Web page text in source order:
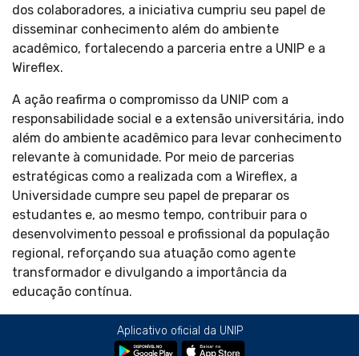
dos colaboradores, a iniciativa cumpriu seu papel de
disseminar conhecimento além do ambiente
acadêmico, fortalecendo a parceria entre a UNIP e a
Wireflex.
A ação reafirma o compromisso da UNIP com a
responsabilidade social e a extensão universitária, indo
além do ambiente acadêmico para levar conhecimento
relevante à comunidade. Por meio de parcerias
estratégicas como a realizada com a Wireflex, a
Universidade cumpre seu papel de preparar os
estudantes e, ao mesmo tempo, contribuir para o
desenvolvimento pessoal e profissional da população
regional, reforçando sua atuação como agente
transformador e divulgando a importância da
educação contínua.
Aplicativo oficial da UNIP